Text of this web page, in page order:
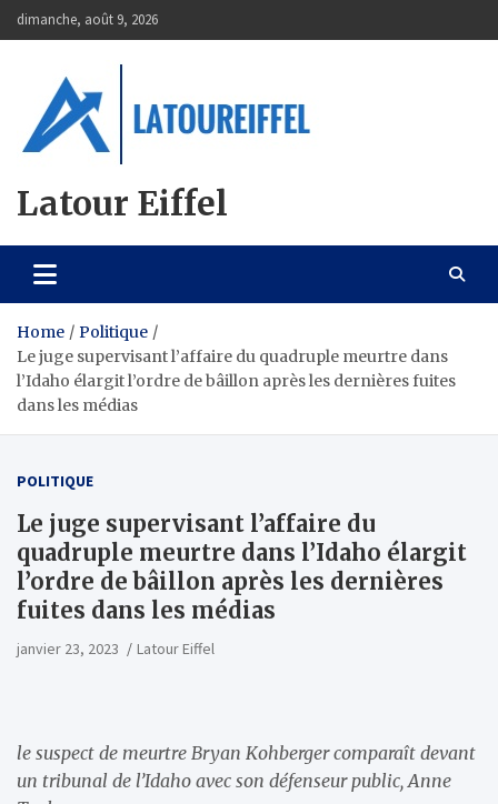
Skip
to
dimanche, août 9, 2026
Latour Eiffel
Home
Politique
Le juge supervisant l’affaire du quadruple meurtre dans
l’Idaho élargit l’ordre de bâillon après les dernières fuites
dans les médias
POLITIQUE
Le juge supervisant l’affaire du
quadruple meurtre dans l’Idaho élargit
l’ordre de bâillon après les dernières
fuites dans les médias
janvier 23, 2023 Latour Eiffel
le suspect de meurtre Bryan Kohberger comparaît devant
un tribunal de l’Idaho avec son défenseur public, Anne